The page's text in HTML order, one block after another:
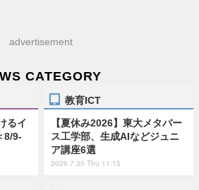
advertisement
CATEGORY
るイ
8/9-
教育ICT
【夏休み2026】東大メタバー
ス工学部、生成AIなどジュニ
ア講座6選
2026.7.30 Thu 11:15